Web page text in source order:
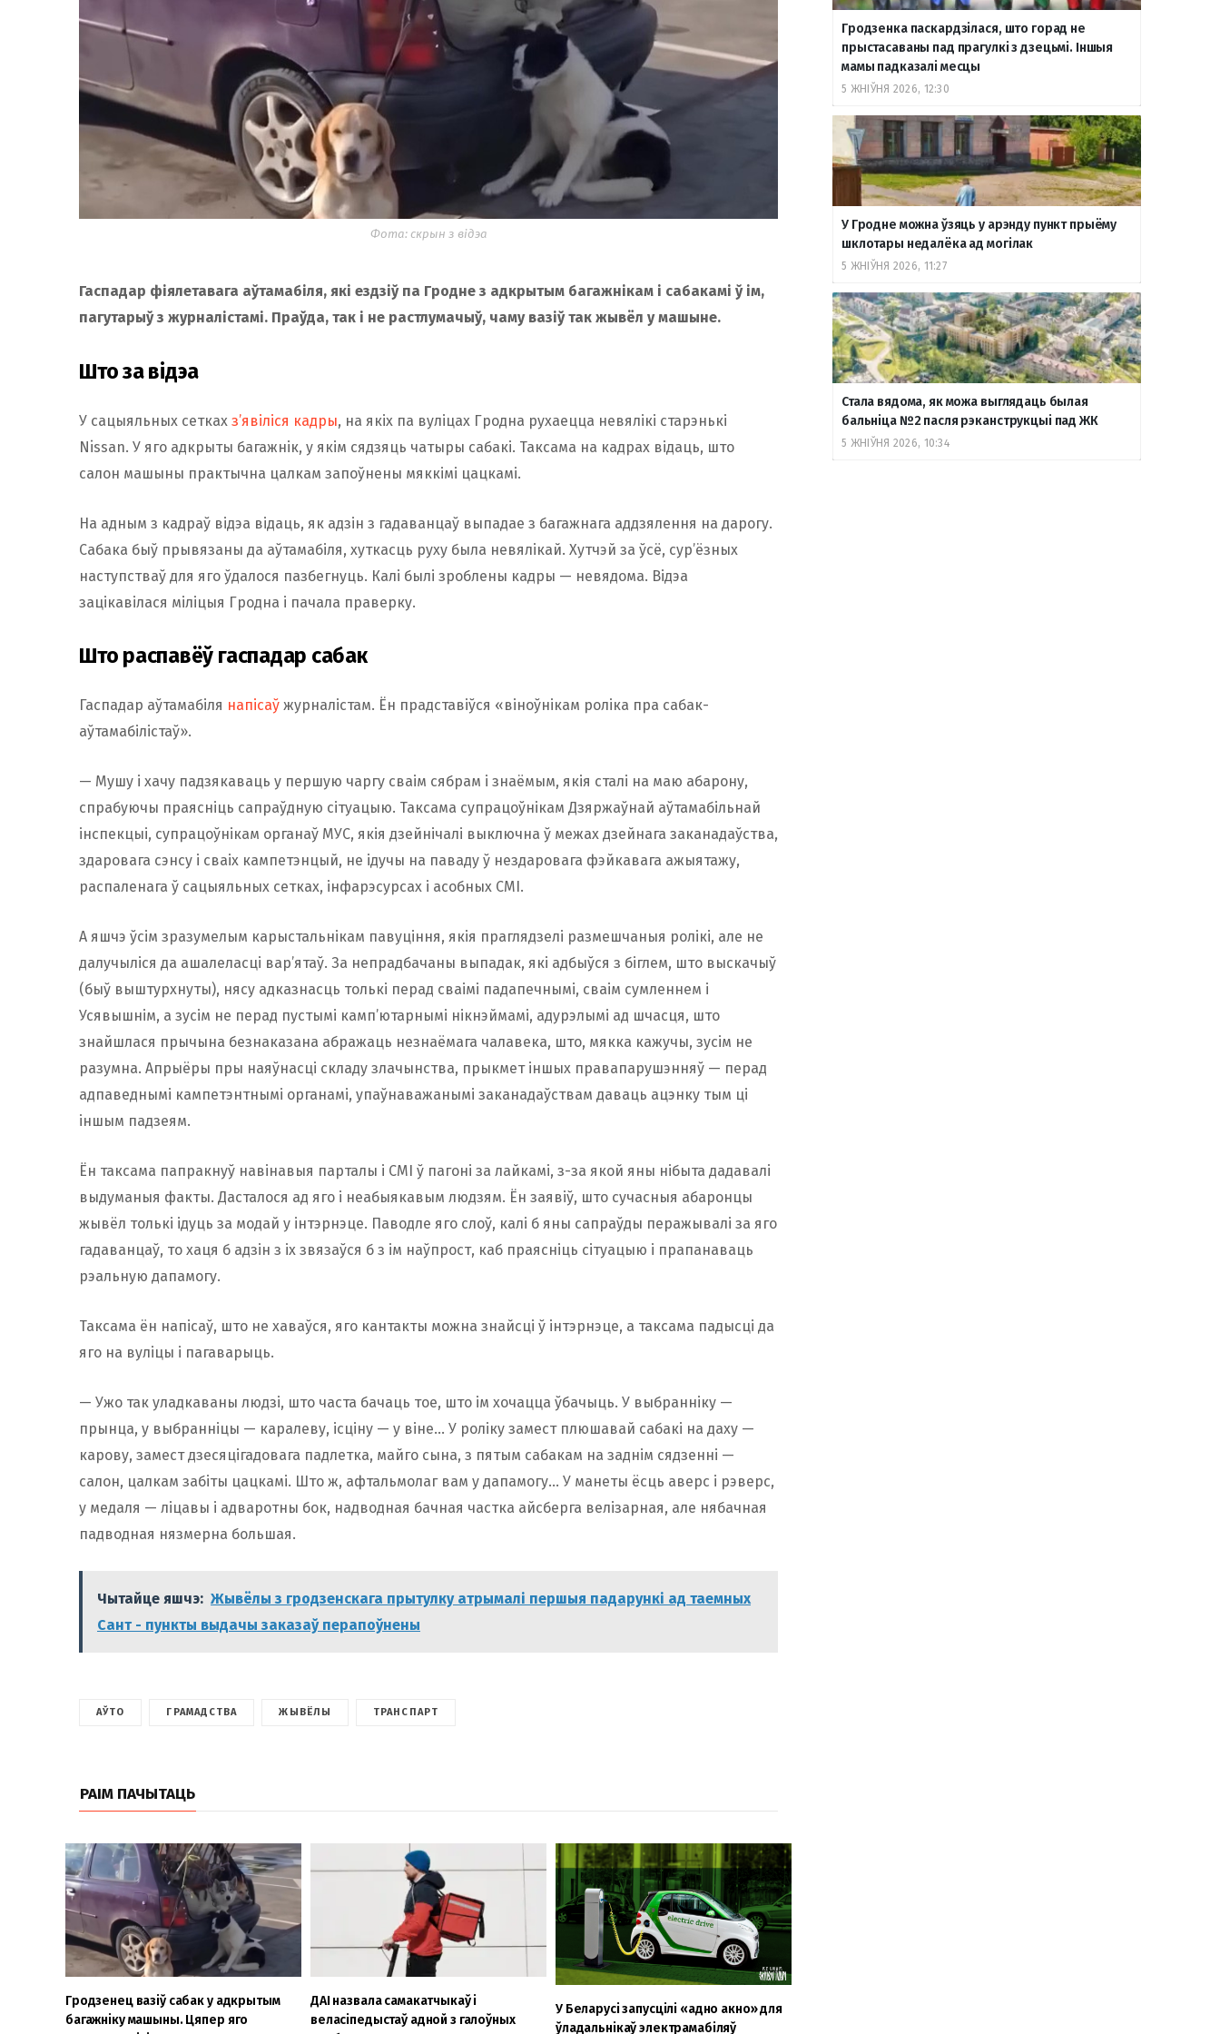
Фота: скрын з відэа
Гаспадар фіялетавага аўтамабіля, які ездзіў па Гродне з адкрытым багажнікам і сабакамі ў ім,
пагутарыў з журналістамі. Праўда, так і не растлумачыў, чаму вазіў так жывёл у машыне.
Што за відэа
У сацыяльных сетках з’явіліся кадры, на якіх па вуліцах Гродна рухаецца невялікі старэнькі
Nissan. У яго адкрыты багажнік, у якім сядзяць чатыры сабакі. Таксама на кадрах відаць, што
салон машыны практычна цалкам запоўнены мяккімі цацкамі.
На адным з кадраў відэа відаць, як адзін з гадаванцаў выпадае з багажнага аддзялення на дарогу.
Сабака быў прывязаны да аўтамабіля, хуткасць руху была невялікай. Хутчэй за ўсё, сур’ёзных
наступстваў для яго ўдалося пазбегнуць. Калі былі зроблены кадры — невядома. Відэа
зацікавілася міліцыя Гродна і пачала праверку.
Што распавёў гаспадар сабак
Гаспадар аўтамабіля напісаў журналістам. Ён прадставіўся «віноўнікам роліка пра сабак-
аўтамабілістаў».
— Мушу і хачу падзякаваць у першую чаргу сваім сябрам і знаёмым, якія сталі на маю абарону,
спрабуючы праясніць сапраўдную сітуацыю. Таксама супрацоўнікам Дзяржаўнай аўтамабільнай
інспекцыі, супрацоўнікам органаў МУС, якія дзейнічалі выключна ў межах дзейнага заканадаўства,
здаровага сэнсу і сваіх кампетэнцый, не ідучы на паваду ў нездаровага фэйкавага ажыятажу,
распаленага ў сацыяльных сетках, інфарэсурсах і асобных СМІ.
А яшчэ ўсім зразумелым карыстальнікам павуціння, якія праглядзелі размешчаныя ролікі, але не
далучыліся да ашалеласці вар’ятаў. За непрадбачаны выпадак, які адбыўся з біглем, што выскачыў
(быў выштурхнуты), нясу адказнасць толькі перад сваімі падапечнымі, сваім сумленнем і
Усявышнім, а зусім не перад пустымі камп’ютарнымі нікнэймамі, адурэлымі ад шчасця, што
знайшлася прычына безнаказана абражаць незнаёмага чалавека, што, мякка кажучы, зусім не
разумна. Апрыёры пры наяўнасці складу злачынства, прыкмет іншых правапарушэнняў — перад
адпаведнымі кампетэнтнымі органамі, упаўнаважанымі заканадаўствам даваць ацэнку тым ці
іншым падзеям.
Ён таксама папракнуў навінавыя парталы і СМІ ў пагоні за лайкамі, з-за якой яны нібыта дадавалі
выдуманыя факты. Дасталося ад яго і неабыякавым людзям. Ён заявіў, што сучасныя абаронцы
жывёл толькі ідуць за модай у інтэрнэце. Паводле яго слоў, калі б яны сапраўды перажывалі за яго
гадаванцаў, то хаця б адзін з іх звязаўся б з ім наўпрост, каб праясніць сітуацыю і прапанаваць
рэальную дапамогу.
Таксама ён напісаў, што не хаваўся, яго кантакты можна знайсці ў інтэрнэце, а таксама падысці да
яго на вуліцы і пагаварыць.
— Ужо так уладкаваны людзі, што часта бачаць тое, што ім хочацца ўбачыць. У выбранніку —
прынца, у выбранніцы — каралеву, ісціну — у віне… У роліку замест плюшавай сабакі на даху —
карову, замест дзесяцігадовага падлетка, майго сына, з пятым сабакам на заднім сядзенні —
салон, цалкам забіты цацкамі. Што ж, афтальмолаг вам у дапамогу… У манеты ёсць аверс і рэверс,
у медаля — ліцавы і адваротны бок, надводная бачная частка айсберга велізарная, але нябачная
падводная нязмерна большая.
Чытайце яшчэ: Жывёлы з гродзенскага прытулку атрымалі першыя падарункі ад таемных
Сант - пункты выдачы заказаў перапоўнены
АЎТО ГРАМАДСТВА ЖЫВЁЛЫ ТРАНСПАРТ
РАІМ ПАЧЫТАЦЬ
Гродзенец вазіў сабак у адкрытым
багажніку машыны. Цяпер яго
ДАІ назвала самакатчыкаў і
веласіпедыстаў адной з галоўных
У Беларусі запусцілі «адно акно» для
ўладальнікаў электрамабіляў
Гродзенка паскардзілася, што горад не
прыстасаваны пад прагулкі з дзецьмі. Іншыя
мамы падказалі месцы
5 ЖНІЎНЯ 2026, 12:30
У Гродне можна ўзяць у арэнду пункт прыёму
шклотары недалёка ад могілак
5 ЖНІЎНЯ 2026, 11:27
Стала вядома, як можа выглядаць былая
бальніца №2 пасля рэканструкцыі пад ЖК
5 ЖНІЎНЯ 2026, 10:34